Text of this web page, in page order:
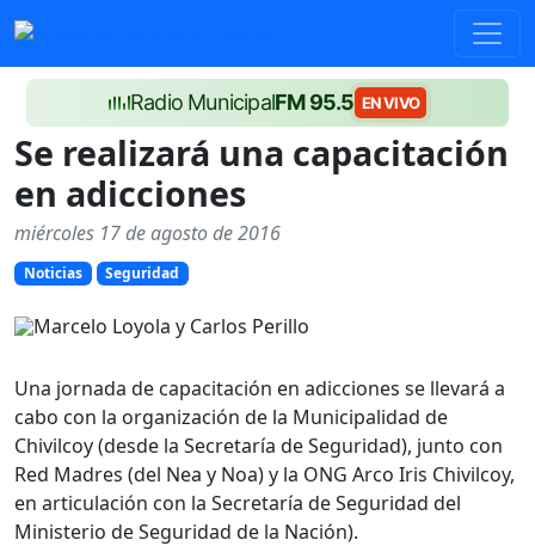
Radio MunicipalFM 95.5 EN VIVO
Se realizará una capacitación
en adicciones
miércoles 17 de agosto de 2016
Noticias Seguridad
Una jornada de capacitación en adicciones se llevará a
cabo con la organización de la Municipalidad de
Chivilcoy (desde la Secretaría de Seguridad), junto con
Red Madres (del Nea y Noa) y la ONG Arco Iris Chivilcoy,
en articulación con la Secretaría de Seguridad del
Ministerio de Seguridad de la Nación).